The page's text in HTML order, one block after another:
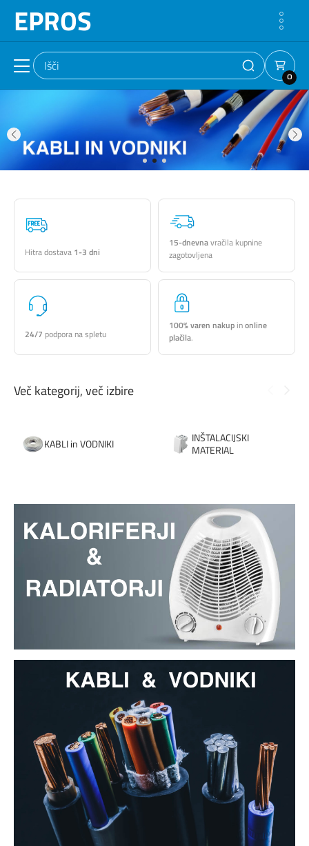
EPROS
0
Hitra dostava 1-3 dni
15-dnevnavračila kupnine
zagotovljena
24/7 podpora na spletu
100% varen nakup inonline
plačila.
Več kategorij, več izbire
KABLI in VODNIKI
INŠTALACIJSKI
MATERIAL